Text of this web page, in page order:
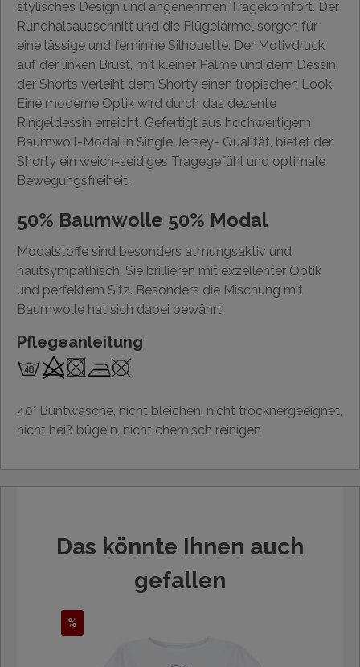
stylisches Design und angenehmen Tragekomfort. Der
Rundhalsausschnitt und die Flügelärmel sorgen für
eine lässige und feminine Silhouette. Der Motivdruck
auf der linken Brust, mit kleiner Palme und dem Dessin
der Shorts verleiht dem Shorty einen tropischen Look.
Eine moderne Optik wird durch das dezente
Ringeldessin erreicht. Gefertigt aus hochwertigem
Baumwoll-Modal in Single Jersey- Qualität, bietet der
Shorty ein weich-seidiges Tragegefühl und optimale
Bewegungsfreiheit.
50% Baumwolle 50% Modal
Modalstoffe sind besonders atmungsaktiv und
hautsympathisch. Sie brillieren mit exzellenter Optik
und perfektem Sitz. Besonders die Mischung mit
Baumwolle hat sich dabei bewährt.
Pflegeanleitung
40° Buntwäsche, nicht bleichen, nicht trocknergeeignet,
nicht heiß bügeln, nicht chemisch reinigen
Das könnte Ihnen auch
gefallen
%